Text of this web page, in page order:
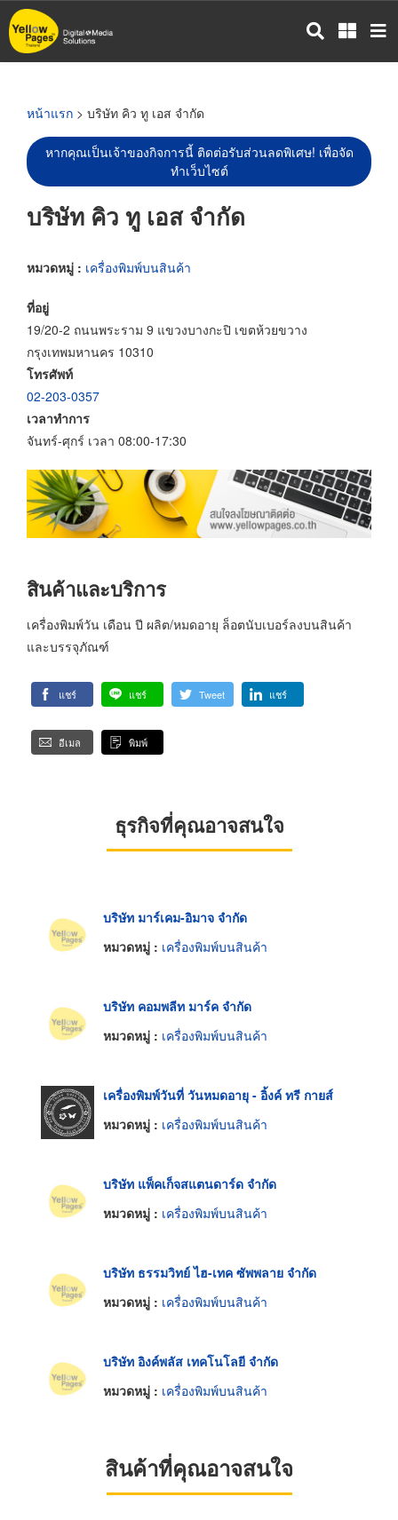
ข้าม
ไป
หน้าแรก > บริษัท คิว ทู เอส จำกัด
หากคุณเป็นเจ้าของกิจการนี้ ติดต่อรับส่วนลดพิเศษ! เพื่อจัด
ทำเว็บไซต์
บริษัท คิว ทู เอส จำกัด
หมวดหมู่ : เครื่องพิมพ์บนสินค้า
ที่อยู่
19/20-2 ถนนพระราม 9 แขวงบางกะปิ เขตห้วยขวาง
กรุงเทพมหานคร 10310
โทรศัพท์
02-203-0357
เวลาทำการ
จันทร์-ศุกร์ เวลา 08:00-17:30
สินค้าและบริการ
เครื่องพิมพ์วัน เดือน ปี ผลิต/หมดอายุ ล็อตนับเบอร์ลงบนสินค้า
และบรรจุภัณฑ์
แชร์ แชร์ Tweet แชร์
อีเมล พิมพ์
ธุรกิจที่คุณอาจสนใจ
บริษัท มาร์เคม-อิมาจ จำกัด
หมวดหมู่ : เครื่องพิมพ์บนสินค้า
บริษัท คอมพลีท มาร์ค จำกัด
หมวดหมู่ : เครื่องพิมพ์บนสินค้า
เครื่องพิมพ์วันที่ วันหมดอายุ - อิ้งค์ ทรี กายส์
หมวดหมู่ : เครื่องพิมพ์บนสินค้า
บริษัท แพ็คเก็จสแตนดาร์ด จำกัด
หมวดหมู่ : เครื่องพิมพ์บนสินค้า
บริษัท ธรรมวิทย์ ไฮ-เทค ซัพพลาย จำกัด
หมวดหมู่ : เครื่องพิมพ์บนสินค้า
บริษัท อิงค์พลัส เทคโนโลยี จำกัด
หมวดหมู่ : เครื่องพิมพ์บนสินค้า
สินค้าที่คุณอาจสนใจ